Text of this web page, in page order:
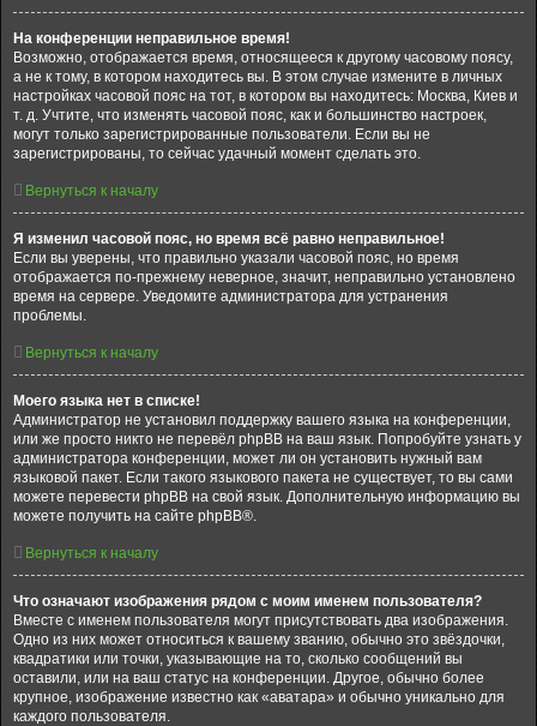
На конференции неправильное время!
Возможно, отображается время, относящееся к другому часовому поясу,
а не к тому, в котором находитесь вы. В этом случае измените в личных
настройках часовой пояс на тот, в котором вы находитесь: Москва, Киев и
т. д. Учтите, что изменять часовой пояс, как и большинство настроек,
могут только зарегистрированные пользователи. Если вы не
зарегистрированы, то сейчас удачный момент сделать это.
Вернуться к началу
Я изменил часовой пояс, но время всё равно неправильное!
Если вы уверены, что правильно указали часовой пояс, но время
отображается по-прежнему неверное, значит, неправильно установлено
время на сервере. Уведомите администратора для устранения
проблемы.
Вернуться к началу
Моего языка нет в списке!
Администратор не установил поддержку вашего языка на конференции,
или же просто никто не перевёл phpBB на ваш язык. Попробуйте узнать у
администратора конференции, может ли он установить нужный вам
языковой пакет. Если такого языкового пакета не существует, то вы сами
можете перевести phpBB на свой язык. Дополнительную информацию вы
можете получить на сайте phpBB®.
Вернуться к началу
Что означают изображения рядом с моим именем пользователя?
Вместе с именем пользователя могут присутствовать два изображения.
Одно из них может относиться к вашему званию, обычно это звёздочки,
квадратики или точки, указывающие на то, сколько сообщений вы
оставили, или на ваш статус на конференции. Другое, обычно более
крупное, изображение известно как «аватара» и обычно уникально для
каждого пользователя.